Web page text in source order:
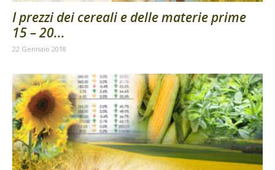
I prezzi dei cereali e delle materie prime
15 – 20...
22 Gennaio 2018